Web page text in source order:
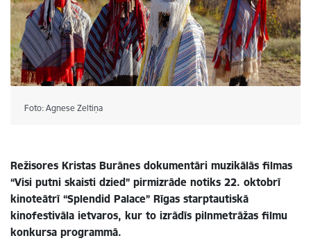
Foto: Agnese Zeltiņa
Režisores Kristas Burānes dokumentāri muzikālās filmas
“Visi putni skaisti dzied” pirmizrāde notiks 22. oktobrī
kinoteātrī “Splendid Palace” Rīgas starptautiskā
kinofestivāla ietvaros, kur to izrādīs pilnmetrāžas filmu
konkursa programmā.